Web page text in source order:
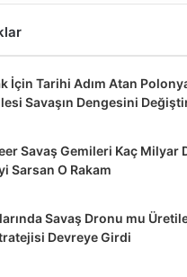
İçin Tarihi Adım Atan
Savaşın Dengesini
Savaş Gemileri Kaç Milyar
Sarsan O Rakam
Savaş Dronu mu
Devreye Girdi